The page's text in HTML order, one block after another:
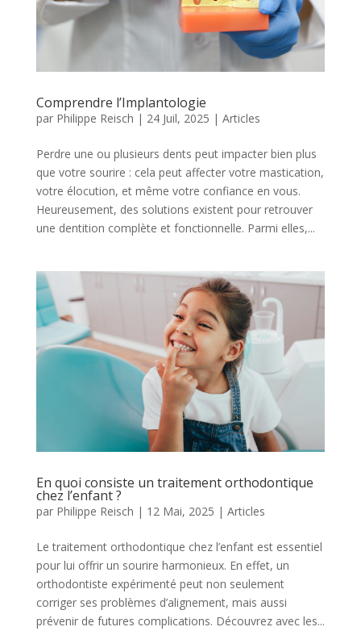
Comprendre l’Implantologie
par Philippe Reisch | 24 Juil, 2025 | Articles
Perdre une ou plusieurs dents peut impacter bien plus
que votre sourire : cela peut affecter votre mastication,
votre élocution, et même votre confiance en vous.
Heureusement, des solutions existent pour retrouver
une dentition complète et fonctionnelle. Parmi elles,...
En quoi consiste un traitement orthodontique
chez l’enfant ?
par Philippe Reisch | 12 Mai, 2025 | Articles
Le traitement orthodontique chez l’enfant est essentiel
pour lui offrir un sourire harmonieux. En effet, un
orthodontiste expérimenté peut non seulement
corriger ses problèmes d’alignement, mais aussi
prévenir de futures complications. Découvrez avec les...